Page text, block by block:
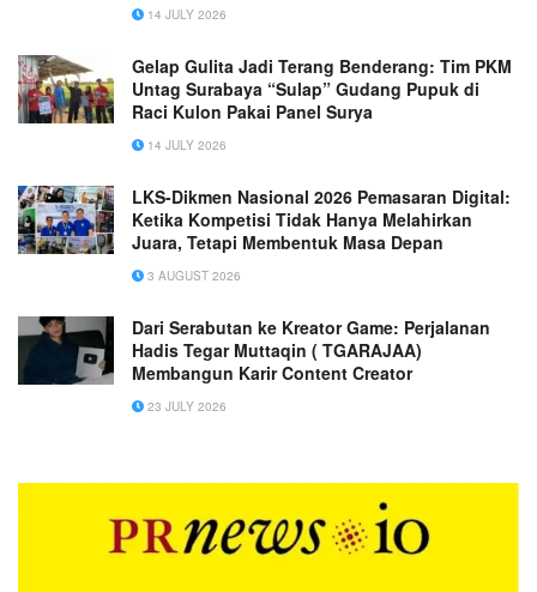
14 JULY 2026
Gelap Gulita Jadi Terang Benderang: Tim PKM
Untag Surabaya “Sulap” Gudang Pupuk di
Raci Kulon Pakai Panel Surya
14 JULY 2026
LKS-Dikmen Nasional 2026 Pemasaran Digital:
Ketika Kompetisi Tidak Hanya Melahirkan
Juara, Tetapi Membentuk Masa Depan
3 AUGUST 2026
Dari Serabutan ke Kreator Game: Perjalanan
Hadis Tegar Muttaqin ( TGARAJAA)
Membangun Karir Content Creator
23 JULY 2026